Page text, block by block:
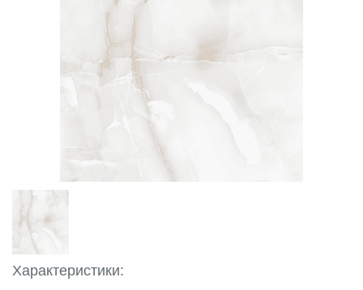
Характеристики: